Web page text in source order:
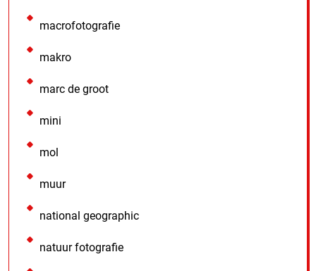
macrofotografie
makro
marc de groot
mini
mol
muur
national geographic
natuur fotografie